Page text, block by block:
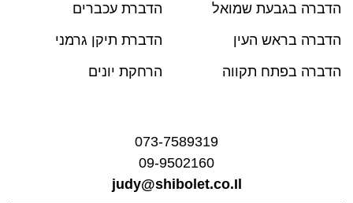
הדברה בגבעת שמואל
הדברה בראש העין
הדברה בפתח תקווה
הדברת עכברים
הדברת תיקן גרמני
הרחקת יונים
073-7589319
09-9502160
judy@shibolet.co.Il